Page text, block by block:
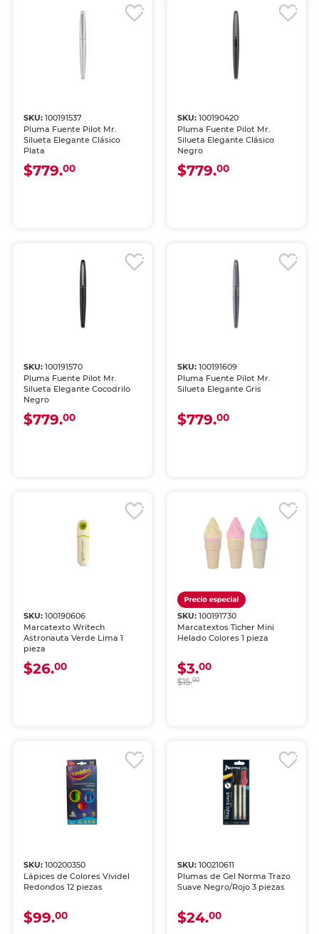
SKU:100191537
Pluma Fuente Pilot Mr.
Silueta Elegante Clásico
Plata
$779.00
SKU: 100190420
Pluma Fuente Pilot Mr.
Silueta Elegante Clásico
Negro
$779.00
SKU:100191570
Pluma Fuente Pilot Mr.
Silueta Elegante Cocodrilo
Negro
$779.00
SKU: 100191609
Pluma Fuente Pilot Mr.
Silueta Elegante Gris
$779.00
SKU:100190606
Marcatexto Writech
Astronauta Verde Lima 1
pieza
$26.00
SKU: 100191730
Marcatextos Ticher Mini
Helado Colores 1 pieza
$3.00
$15.00
SKU:100200350
Lápices de Colores Vividel
Redondos 12 piezas
$99.00
SKU: 100210611
Plumas de Gel Norma Trazo
Suave Negro/Rojo 3 piezas
$24.00